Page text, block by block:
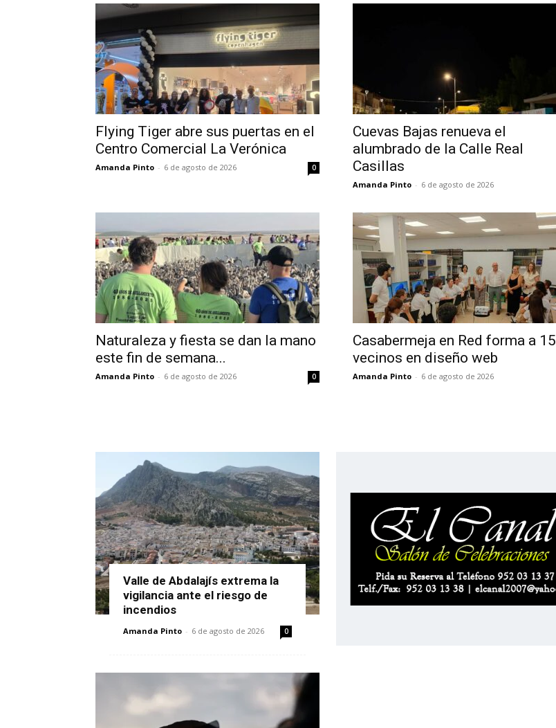
Flying Tiger abre sus puertas en el
Centro Comercial La Verónica
Amanda Pinto - 6 de agosto de 2026 0
Cuevas Bajas renueva el
alumbrado de la Calle Real
Casillas
Amanda Pinto - 6 de agosto de 2026
Naturaleza y fiesta se dan la mano
este fin de semana...
Amanda Pinto - 6 de agosto de 2026 0
Casabermeja en Red forma a 15
vecinos en diseño web
Amanda Pinto - 6 de agosto de 2026
Valle de Abdalajís extrema la
vigilancia ante el riesgo de
incendios
Amanda Pinto - 6 de agosto de 2026 0